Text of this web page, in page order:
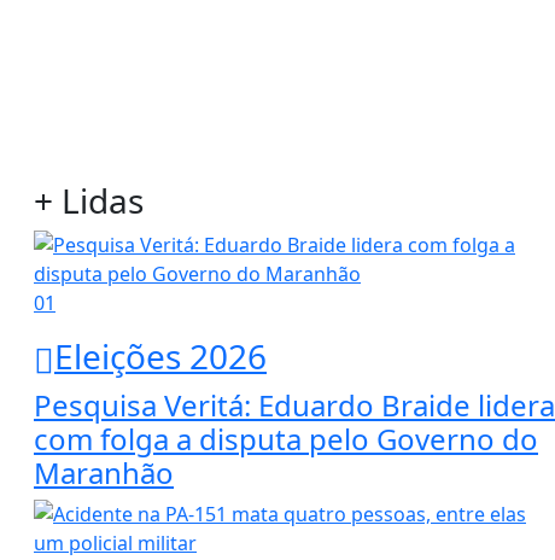
+ Lidas
01
Eleições 2026
Pesquisa Veritá: Eduardo Braide lidera
com folga a disputa pelo Governo do
Maranhão